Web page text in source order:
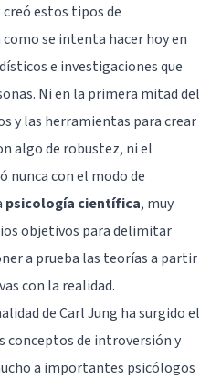
creó estos tipos de
se intenta hacer hoy en
e investigaciones que
Ni en la primera mitad del
y las herramientas para crear
algo de robustez, ni el
nunca con el modo de
psicología científica, muy
objetivos para delimitar
a prueba las teorías a partir
con la realidad.
de Carl Jung ha surgido el
conceptos de introversión y
a importantes psicólogos